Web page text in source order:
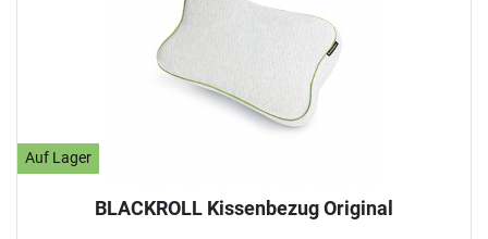
Auf Lager
BLACKROLL Kissenbezug Original